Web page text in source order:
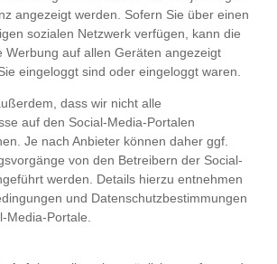
angezeigt werden. Sofern Sie über einen
sozialen Netzwerk verfügen, kann die
Werbung auf allen Geräten angezeigt
eingeloggt sind oder eingeloggt waren.
dass wir nicht alle
auf den Social-Media-Portalen
Je nach Anbieter können daher ggf.
von den Betreibern der Social-
werden. Details hierzu entnehmen
und Datenschutzbestimmungen
Media-Portale.